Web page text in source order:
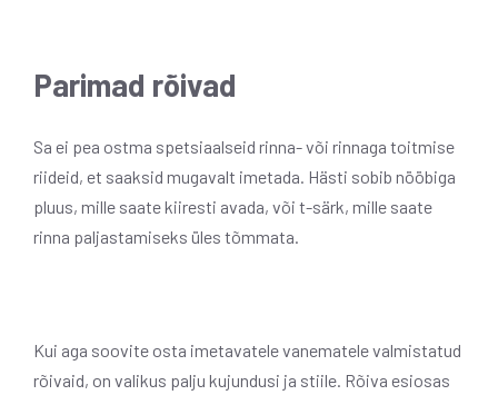
Parimad rõivad
Sa ei pea ostma spetsiaalseid rinna- või rinnaga toitmise
riideid, et saaksid mugavalt imetada. Hästi sobib nööbiga
pluus, mille saate kiiresti avada, või t-särk, mille saate
rinna paljastamiseks üles tõmmata.
Kui aga soovite osta imetavatele vanematele valmistatud
rõivaid, on valikus palju kujundusi ja stiile. Rõiva esiosas